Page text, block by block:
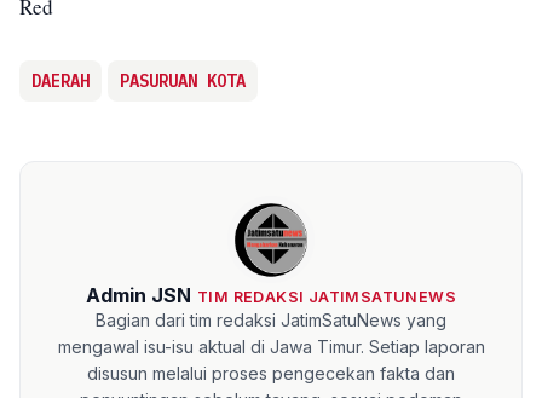
Red
DAERAH PASURUAN KOTA
Admin JSN TIM REDAKSI JATIMSATUNEWS
Bagian dari tim redaksi JatimSatuNews yang
mengawal isu-isu aktual di Jawa Timur. Setiap laporan
disusun melalui proses pengecekan fakta dan